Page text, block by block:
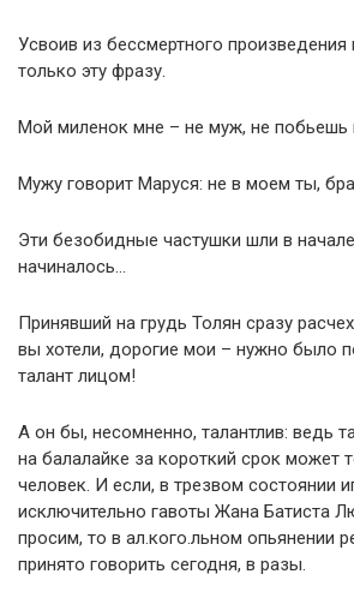
Усвоив из бессмертного
только эту фразу.
Мой миленок мне – не муж, не побьешь
Мужу говорит Маруся: не в моем ты,
Эти безобидные частушки шли в
начиналось…
Принявший на грудь Толян сразу
вы хотели, дорогие мои – нужно было
талант лицом!
А он бы, несомненно, талантлив: ведь
на балалайке за короткий срок может
человек. И если, в трезвом состоянии
исключительно гавоты Жана Батиста
просим, то в ал.кого.льном опьянении
принято говорить сегодня, в разы.